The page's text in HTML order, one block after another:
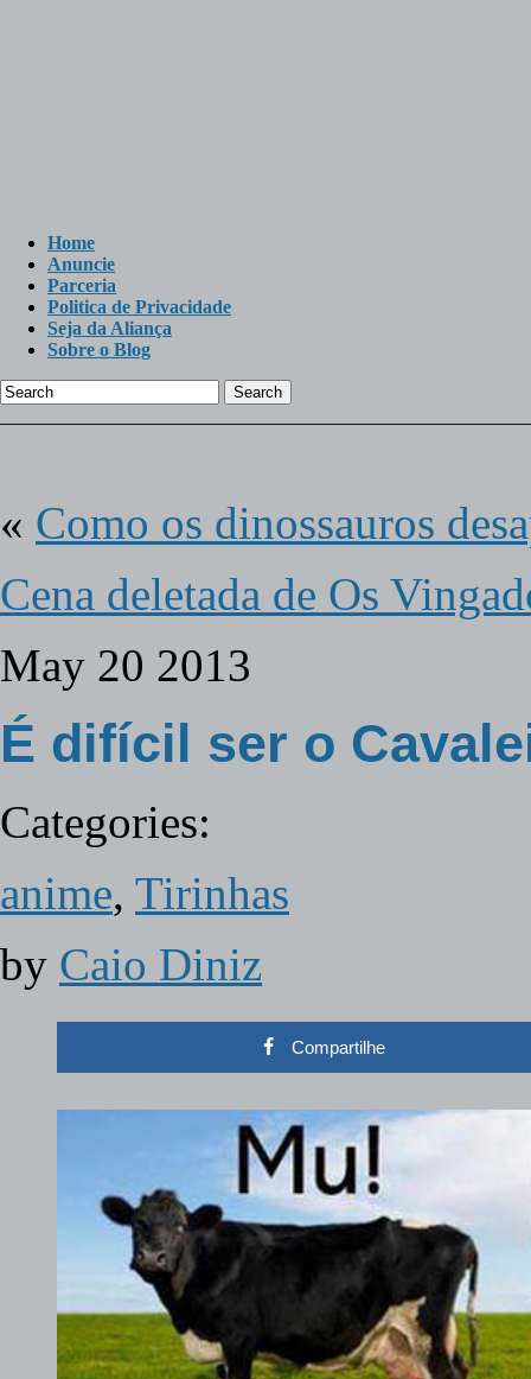
Home
Anuncie
Parceria
Politica de Privacidade
Seja da Aliança
Sobre o Blog
Search
« Como os dinossauros
Cena deletada de Os
May 20 2013
É difícil ser o
Categories:
anime, Tirinhas
by Caio Diniz
Compartilhe